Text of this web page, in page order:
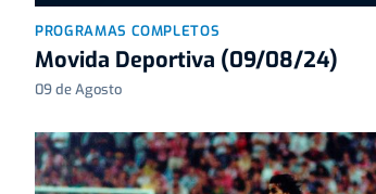
PROGRAMAS COMPLETOS
Movida Deportiva (09/08/24)
09 de Agosto